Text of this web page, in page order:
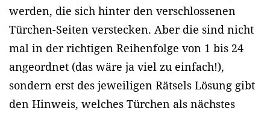
werden, die sich hinter den verschlossenen
Türchen-Seiten verstecken. Aber die sind nicht
mal in der richtigen Reihenfolge von 1 bis 24
angeordnet (das wäre ja viel zu einfach!),
sondern erst des jeweiligen Rätsels Lösung gibt
den Hinweis, welches Türchen als nächstes